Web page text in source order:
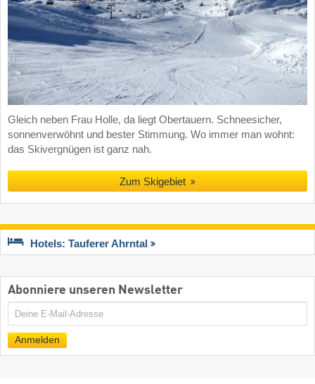
Gleich neben Frau Holle, da liegt Obertauern. Schneesicher,
sonnenverwöhnt und bester Stimmung. Wo immer man wohnt:
das Skivergnügen ist ganz nah.
Zum Skigebiet
Hotels: Tauferer Ahrntal
Abonniere unseren Newsletter
E-
Mail
Anmelden